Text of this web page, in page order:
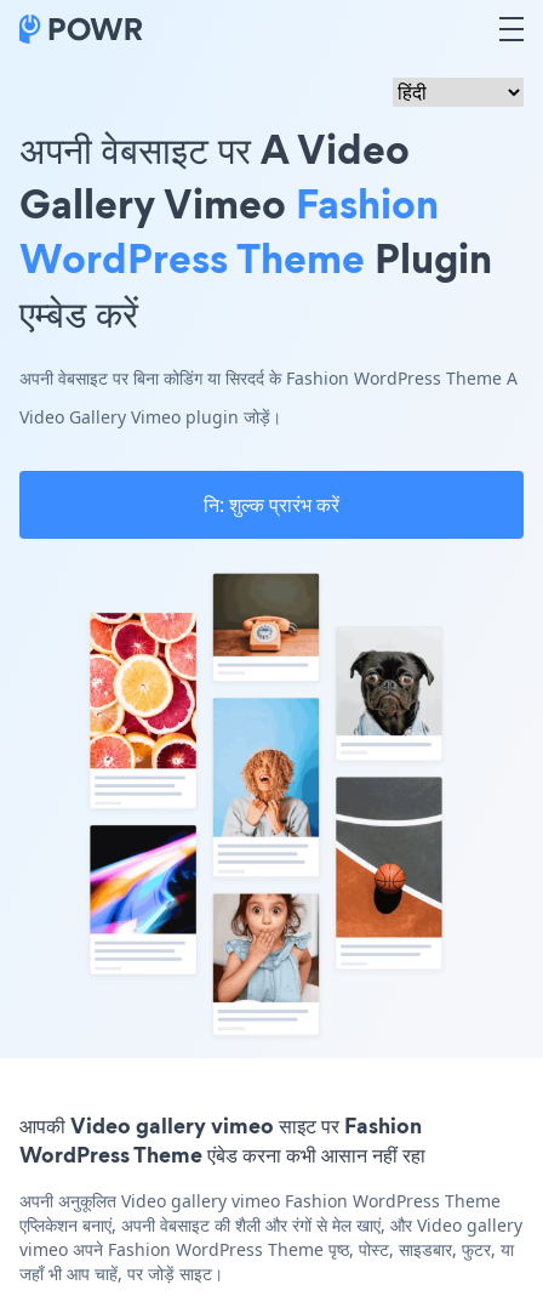
अपनी वेबसाइट पर A Video
Gallery Vimeo Fashion
WordPress Theme Plugin
एम्बेड करें
अपनी वेबसाइट पर बिना कोडिंग या सिरदर्द के Fashion WordPress Theme A
Video Gallery Vimeo plugin जोड़ें।
नि: शुल्क प्रारंभ करें
आपकी Video gallery vimeo साइट पर Fashion
WordPress Theme एंबेड करना कभी आसान नहीं रहा
अपनी अनुकूलित Video gallery vimeo Fashion WordPress Theme
एप्लिकेशन बनाएं, अपनी वेबसाइट की शैली और रंगों से मेल खाएं, और Video gallery
vimeo अपने Fashion WordPress Theme पृष्ठ, पोस्ट, साइडबार, फुटर, या
जहाँ भी आप चाहें, पर जोड़ें साइट।